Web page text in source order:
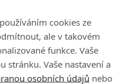
cookies ze
ale v takovém
funkce. Vaše
stránku. Vaše nastavení a
osobních údajů nebo
stejně jako
o dva roky
hráč odehrál dva
Jeho